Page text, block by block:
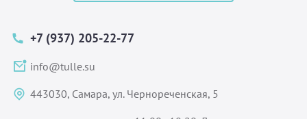
+7 (937) 205-22-77
info@tulle.su
443030, Самара, ул. Чернореченская, 5